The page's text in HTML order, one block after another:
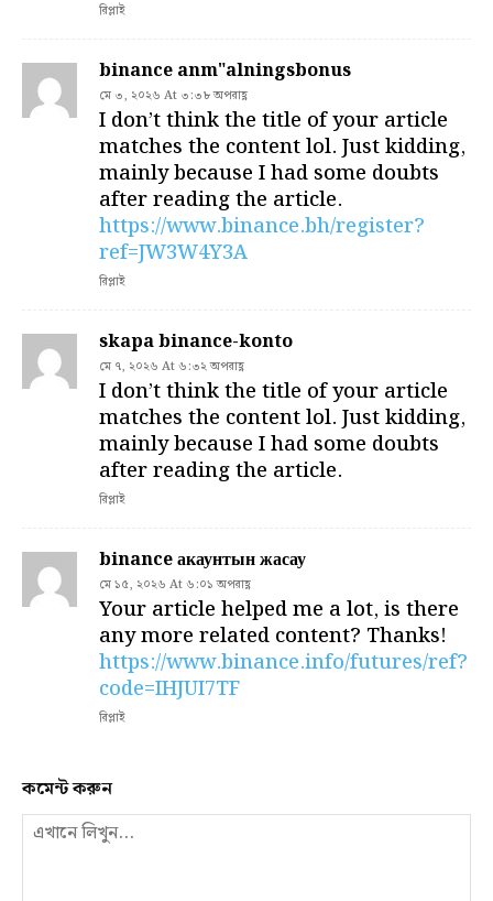
রিপ্লাই
binance anm"alningsbonus
মে ৩, ২০২৬ At ৩:৩৮ অপরাহ্ণ
I don’t think the title of your article
matches the content lol. Just kidding,
mainly because I had some doubts
after reading the article.
https://www.binance.bh/register?
ref=JW3W4Y3A
রিপ্লাই
skapa binance-konto
মে ৭, ২০২৬ At ৬:৩২ অপরাহ্ণ
I don’t think the title of your article
matches the content lol. Just kidding,
mainly because I had some doubts
after reading the article.
রিপ্লাই
binance акаунтын жасау
মে ১৫, ২০২৬ At ৬:০১ অপরাহ্ণ
Your article helped me a lot, is there
any more related content? Thanks!
https://www.binance.info/futures/ref?
code=IHJUI7TF
রিপ্লাই
কমেন্ট করুন